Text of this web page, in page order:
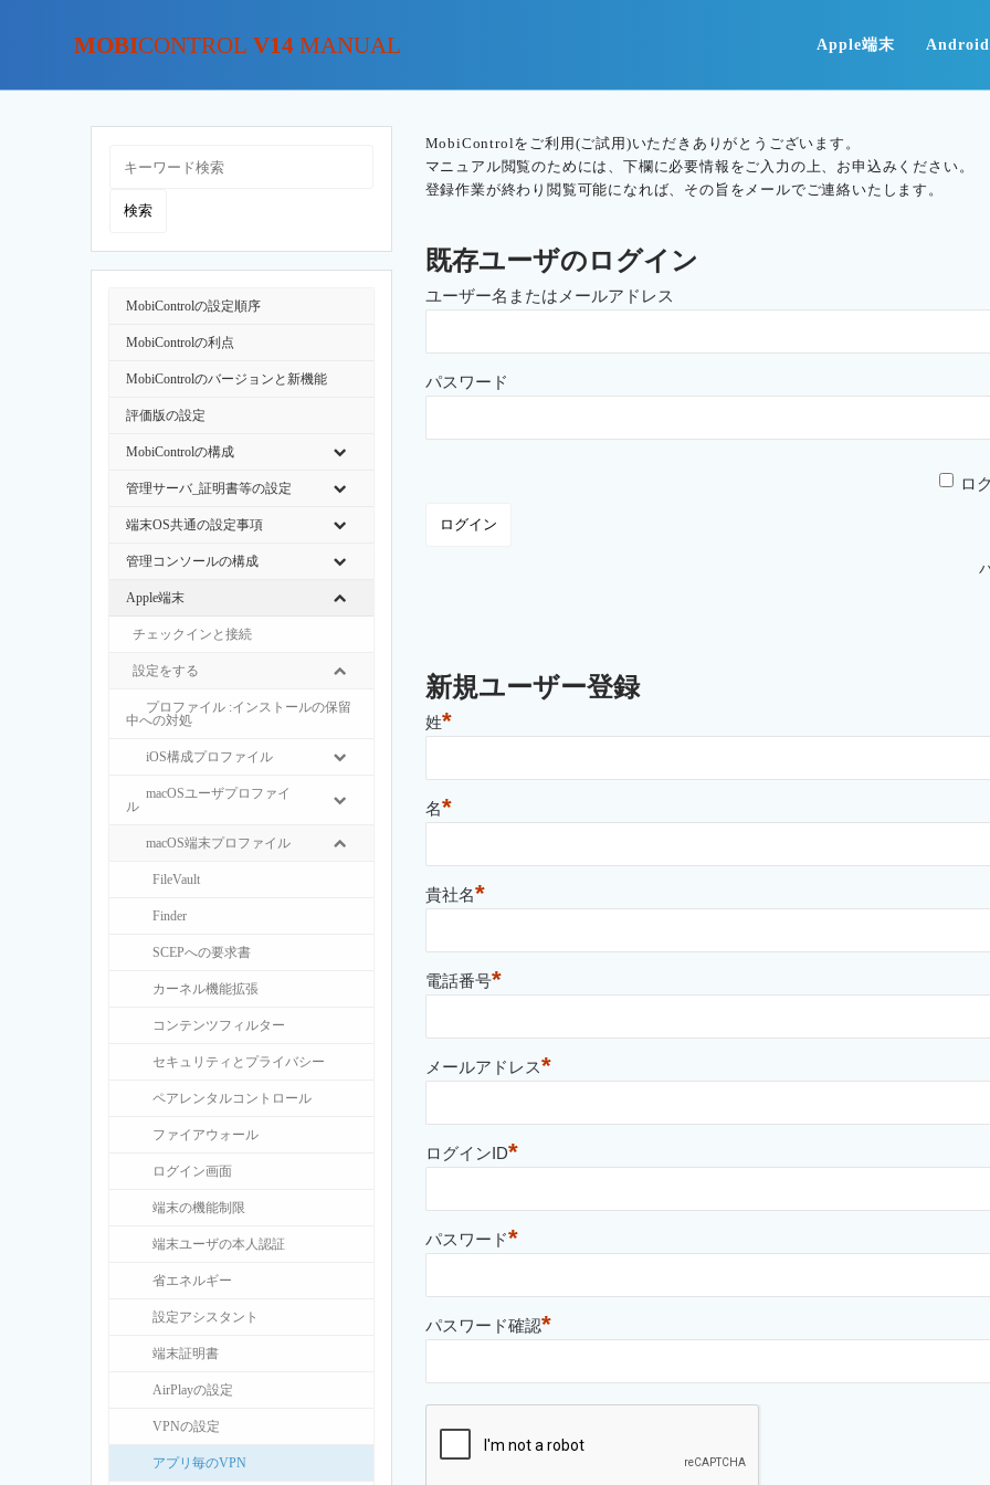
MOBICONTROL V14 MANUAL Apple端末
MobiControlの設定順序
MobiControlの利点
MobiControlのバージョンと新機能
評価版の設定
MobiControlの構成
管理サーバ_証明書等の設定
端末OS共通の設定事項
管理コンソールの構成
Apple端末
チェックインと接続
設定をする
プロファイル :インストールの保留
中への対処
iOS構成プロファイル
macOSユーザプロファイ
ル
macOS端末プロファイル
FileVault
Finder
SCEPへの要求書
カーネル機能拡張
コンテンツフィルター
セキュリティとプライバシー
ペアレンタルコントロール
ファイアウォール
ログイン画面
端末の機能制限
端末ユーザの本人認証
省エネルギー
設定アシスタント
端末証明書
AirPlayの設定
VPNの設定
アプリ毎のVPN
MobiControlをご利用(ご試用)いただきありがとうございます。
マニュアル閲覧のためには、下欄に必要情報をご入力の上、お申込みください。
登録作業が終わり閲覧可能になれば、その旨をメールでご連絡いたします。
既存ユーザのログイン
ユーザー名またはメールアドレス
パスワード
ロ
新規ユーザー登録
姓*
名*
貴社名*
電話番号*
メールアドレス*
ログインID*
パスワード*
パスワード確認*